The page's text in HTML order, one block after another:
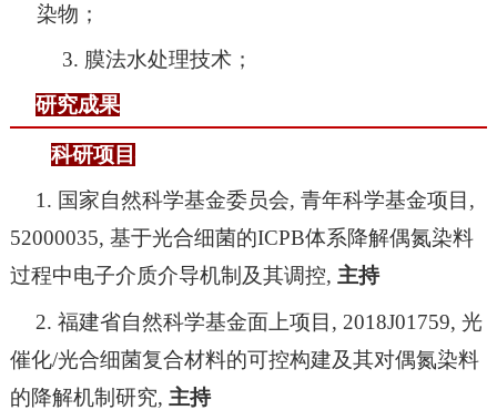
染物；
3. 膜法水处理技术；
研究成果
科研项目—
1. 国家自然科学基金委员会,青年科学基金项目 ,
52000035, 基于光合细菌的ICPB体系降解偶氮染料
过程中电子介质介导机制及其调控, 主持
2.福建省自然科学基金面上项目 , 2018J01759,光
催化/光合细菌复合材料的可控构建及其对偶氮染料
的降解机制研究, 主持